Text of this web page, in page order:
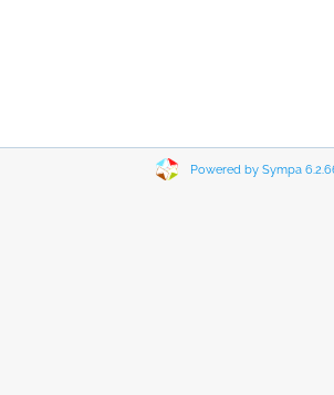
Powered by Sympa